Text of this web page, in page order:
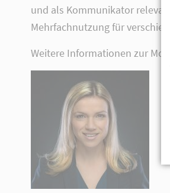
und als Kommunikator
Mehrfachnutzung für
Weitere Informationen zur